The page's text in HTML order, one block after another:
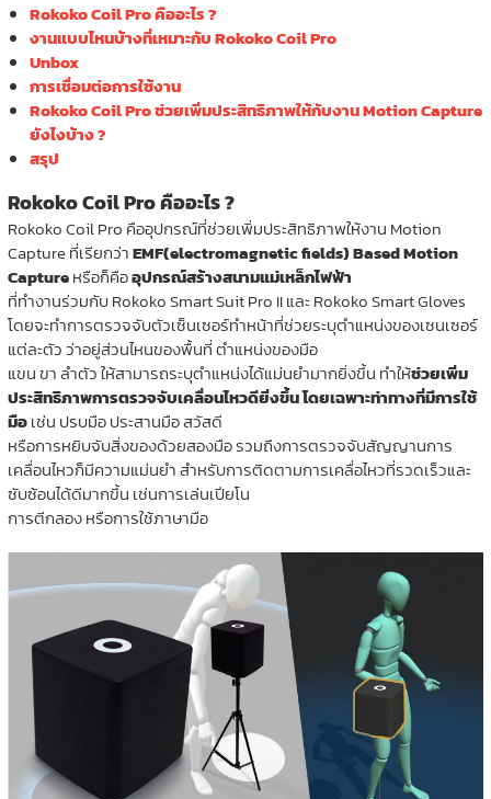
Rokoko Coil Pro คืออะไร ?
งานแบบไหนบ้างที่เหมาะกับ Rokoko Coil Pro
Unbox
การเชื่อมต่อการใช้งาน
Rokoko Coil Pro ช่วยเพิ่มประสิทธิภาพให้กับงาน Motion Capture
ยังไงบ้าง ?
สรุป
Rokoko Coil Pro คืออะไร ?
Rokoko Coil Pro คืออุปกรณ์ที่ช่วยเพิ่มประสิทธิภาพให้งาน Motion
Capture ที่เรียกว่าEMF(electromagnetic fields) Based Motion
Captureหรือก็คืออุปกรณ์สร้างสนามแม่เหล็กไฟฟ้า
ที่ทำงานร่วมกับ Rokoko Smart Suit Pro II และ Rokoko Smart Gloves
โดยจะทำการตรวจจับตัวเซ็นเซอร์ทำหน้าที่ช่วยระบุตำแหน่งของเซนเซอร์
แต่ละตัว ว่าอยู่ส่วนไหนของพื้นที่ ตำแหน่งของมือ
แขน ขา ลำตัว ให้สามารถระบุตำแหน่งได้แม่นยำมากยิ่งขึ้น ทำให้ช่วยเพิ่ม
ประสิทธิภาพการตรวจจับเคลื่อนไหวดียิ่งขึ้น โดยเฉพาะท่าทางที่มีการใช้
มือเช่น ปรบมือ ประสานมือ สวัสดี
หรือการหยิบจับสิ่งของด้วยสองมือ รวมถึงการตรวจจับสัญญานการ
เคลื่อนไหวก็มีความแม่นยำ สำหรับการติดตามการเคลื่อไหวที่รวดเร็วและ
ซับซ้อนได้ดีมากขึ้น เช่นการเล่นเปียโน
การตีกลอง หรือการใช้ภาษามือ